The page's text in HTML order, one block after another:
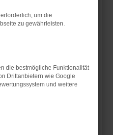
hat Clemens
und Gesellschafter
software GmbH & Co.
GmbH
GmbH wurde 2016 von
und hat ihren
an der audaris
zum digitalen Full-
aus. Durch die
um die
zu gewährleisten.
die bestmögliche Funktionalität
Drittanbietern wie Google
und weitere